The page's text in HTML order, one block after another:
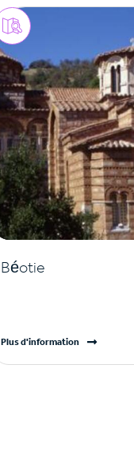
Béotie
Plus d'information